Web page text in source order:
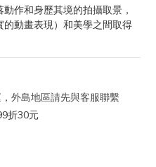
作和身歷其境的拍攝取景，
動畫表現）和美學之間取得
外島地區請先與客服聯繫
折30元